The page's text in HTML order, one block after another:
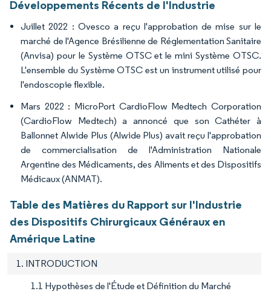
Développements Récents de l'Industrie
Juillet 2022 : Ovesco a reçu l'approbation de mise sur le
marché de l'Agence Brésilienne de Réglementation Sanitaire
(Anvisa) pour le Système OTSC et le mini Système OTSC.
L'ensemble du Système OTSC est un instrument utilisé pour
l'endoscopie flexible.
Mars 2022 : MicroPort CardioFlow Medtech Corporation
(CardioFlow Medtech) a annoncé que son Cathéter à
Ballonnet Alwide Plus (Alwide Plus) avait reçu l'approbation
de commercialisation de l'Administration Nationale
Argentine des Médicaments, des Aliments et des Dispositifs
Médicaux (ANMAT).
Table des Matières du Rapport sur l'Industrie
des Dispositifs Chirurgicaux Généraux en
Amérique Latine
1. INTRODUCTION
1.1 Hypothèses de l'Étude et Définition du Marché